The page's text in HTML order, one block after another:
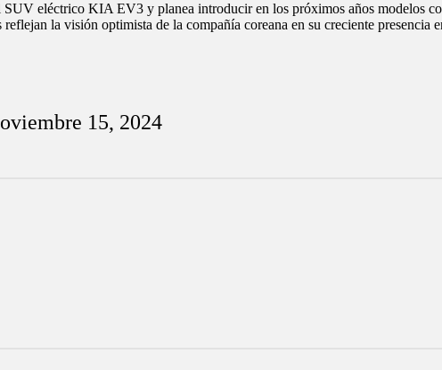
eléctrico KIA EV3 y planea introducir en los próximos años modelos
la visión optimista de la compañía coreana en su creciente presencia
15, 2024